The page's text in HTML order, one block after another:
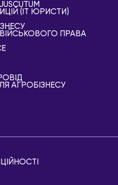
(IT ЮРИСТИ)
ПРАВА
АГРОБІЗНЕСУ